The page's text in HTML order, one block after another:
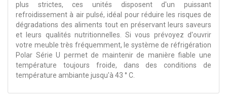
plus strictes, ces unités disposent d'un puissant
refroidissement à air pulsé, idéal pour réduire les risques de
dégradations des aliments tout en préservant leurs saveurs
et leurs qualités nutritionnelles. Si vous prévoyez d'ouvrir
votre meuble très fréquemment, le système de réfrigération
Polar Série U permet de maintenir de manière fiable une
température toujours froide, dans des conditions de
température ambiante jusqu'à 43 ° C.